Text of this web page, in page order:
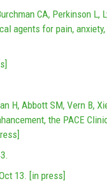
CA, Perkinson L,
agents for pain,
H, Abbott SM, Vern B,
the PACE
13. [in press]